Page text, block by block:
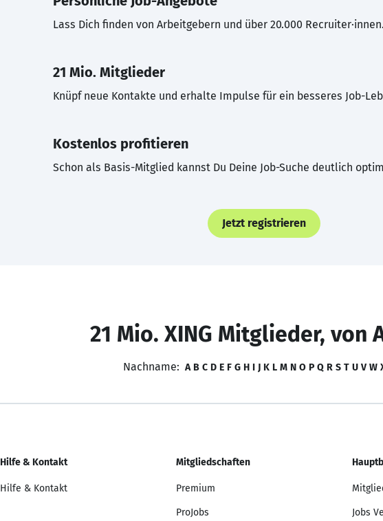
Lass Dich finden von Arbeitgebern und über 20.000 Recruiter·innen.
21 Mio. Mitglieder
Knüpf neue Kontakte und erhalte Impulse für ein besseres Job-
Kostenlos profitieren
Schon als Basis-Mitglied kannst Du Deine Job-Suche deutlich
Jetzt registrieren
21 Mio. XING Mitglieder, von
Nachname: A B C D E F G H I J K L M N O P Q R S T U V W
Hilfe & Kontakt
Hilfe & Kontakt
Mitgliedschaften
Premium
ProJobs Jobs